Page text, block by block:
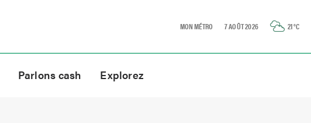
MON MÉTRO 7 AOÛT 2026 21°C
Parlons cash Explorez